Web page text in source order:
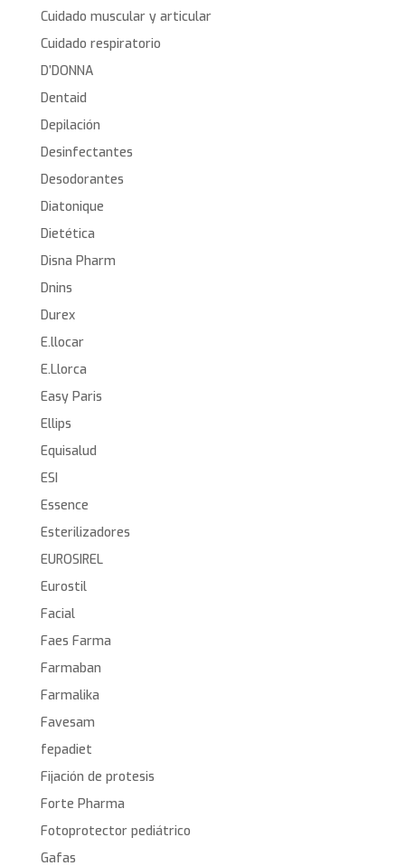
Cuidado muscular y articular
Cuidado respiratorio
D’DONNA
Dentaid
Depilación
Desinfectantes
Desodorantes
Diatonique
Dietética
Disna Pharm
Dnins
Durex
E.llocar
E.Llorca
Easy Paris
Ellips
Equisalud
ESI
Essence
Esterilizadores
EUROSIREL
Eurostil
Facial
Faes Farma
Farmaban
Farmalika
Favesam
fepadiet
Fijación de protesis
Forte Pharma
Fotoprotector pediátrico
Gafas